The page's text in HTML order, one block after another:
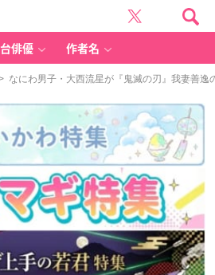
俳優 作者名
なにわ男子・大西流星が『鬼滅の刃』我妻善逸